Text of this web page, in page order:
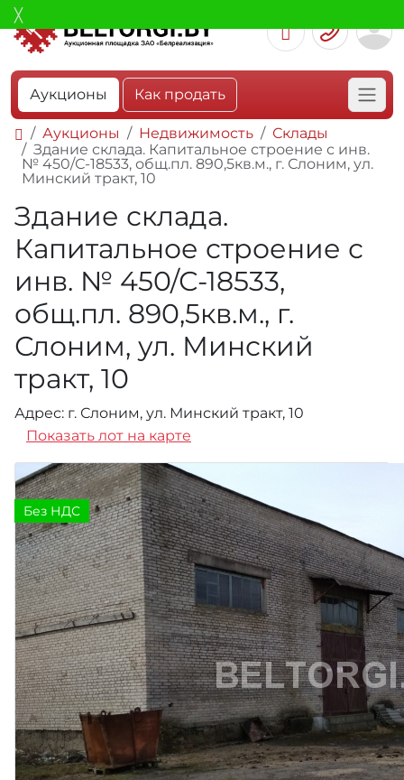
Аукционы Как продать
Аукционы Недвижимость
Склады
Здание склада. Капитальное строение с инв.
№ 450/С-18533, общ.пл. 890,5кв.м., г. Слоним, ул.
Минский тракт, 10
Здание склада.
Капитальное строение с
инв. № 450/С-18533,
общ.пл. 890,5кв.м., г.
Слоним, ул. Минский
тракт, 10
Адрес: г. Слоним, ул. Минский тракт, 10
Показать лот на карте
Без НДС